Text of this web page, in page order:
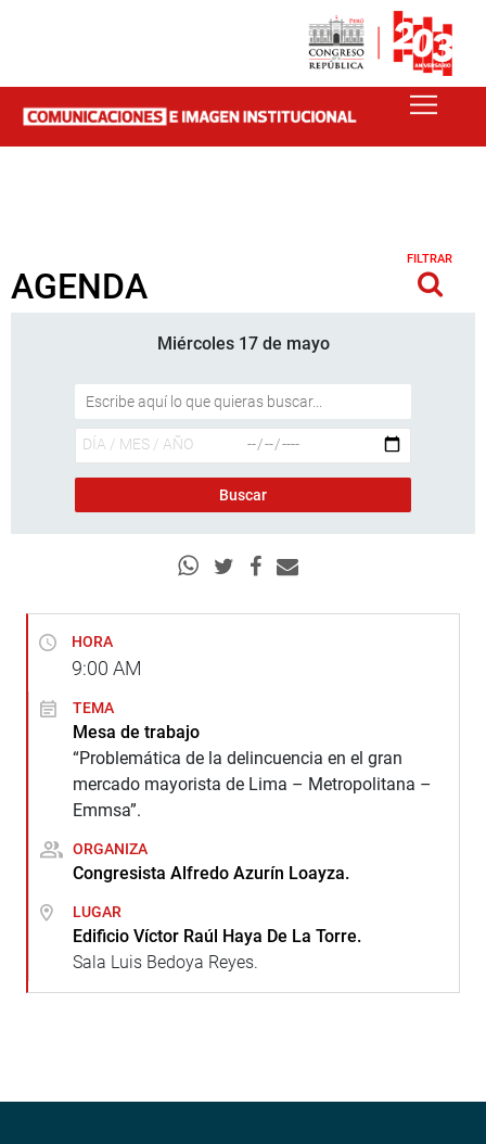
AGENDA
FILTRAR
Miércoles 17 de mayo
HORA
9:00 AM
TEMA
Mesa de trabajo
“Problemática de la delincuencia en el gran
mercado mayorista de Lima – Metropolitana –
Emmsa”.
ORGANIZA
Congresista Alfredo Azurín Loayza.
LUGAR
Edificio Víctor Raúl Haya De La Torre.
Sala Luis Bedoya Reyes.